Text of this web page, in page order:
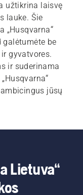
užtikrina laisvę
lauke. Šie
„Husqvarna“
be
gyvatvores.
ir suderinama
jūsų
Lietuva“